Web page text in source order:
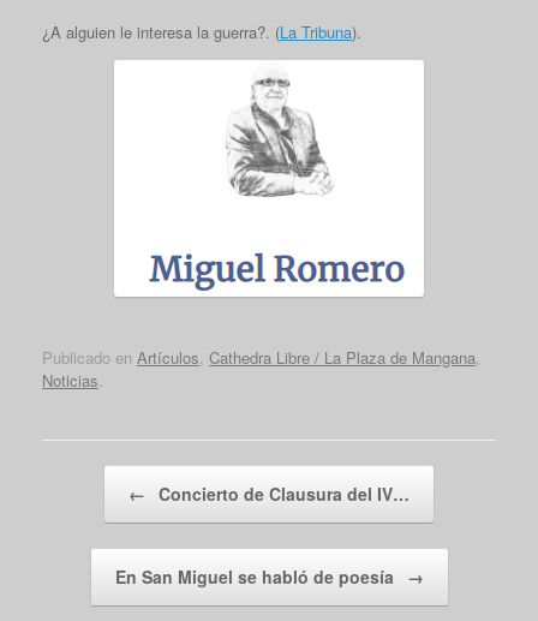
¿A alguien le interesa la guerra?. (La Tribuna).
Publicado en Artículos Cathedra Libre / La Plaza de Mangana
Noticias
← Concierto de Clausura del IV…
En San Miguel se habló de poesía →